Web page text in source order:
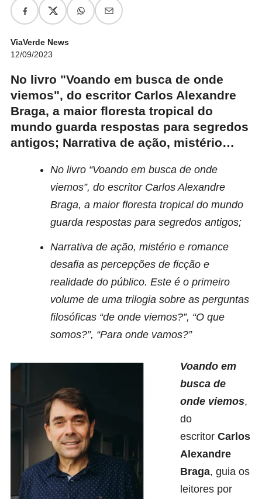
ViaVerde News
12/09/2023
No livro "Voando em busca de onde
viemos", do escritor Carlos Alexandre
Braga, a maior floresta tropical do
mundo guarda respostas para segredos
antigos; Narrativa de ação, mistério…
No livro “Voando em busca de onde
viemos”, do escritor Carlos Alexandre
Braga, a maior floresta tropical do mundo
guarda respostas para segredos antigos;
Narrativa de ação, mistério e romance
desafia as percepções de ficção e
realidade do público. Este é o primeiro
volume de uma trilogia sobre as perguntas
filosóficas “de onde viemos?”, “O que
somos?”, “Para onde vamos?”
Voando em
busca de
onde viemos,
do
escritor Carlos
Alexandre
Braga, guia os
leitores por